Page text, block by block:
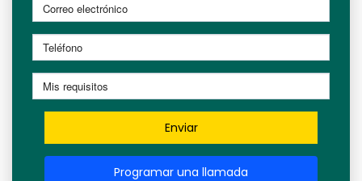
Enviar
Programar una llamada